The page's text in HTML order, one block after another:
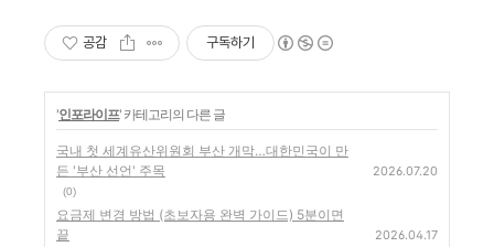
공감 구독하기
'인포라이프' 카테고리의 다른 글
국내 첫 세계유산위원회 부산 개막…대한민국이 만
든 '부산 선언' 주목
(0)
2026.07.20
요금제 변경 방법 (초보자용 완벽 가이드) 5분이면
끝
2026.04.17